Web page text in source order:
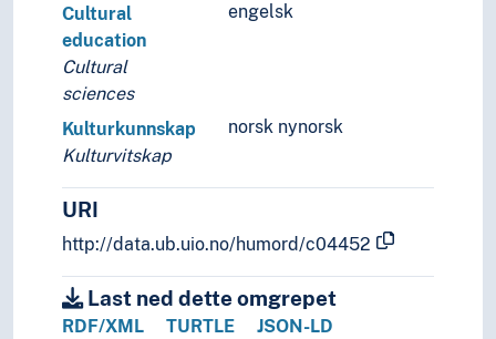
engelsk
Cultural
education
Cultural
sciences
norsk nynorsk
Kulturkunnskap
Kulturvitskap
URI
http://data.ub.uio.no/humord/c04452
Last ned dette omgrepet
RDF/XML TURTLE JSON-LD